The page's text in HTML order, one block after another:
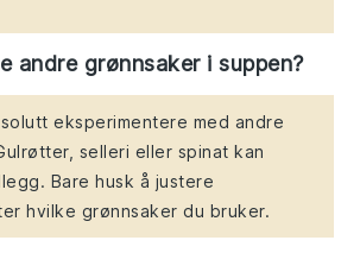
andre grønnsaker i suppen?
eksperimentere med andre
selleri eller spinat kan
Bare husk å justere
hvilke grønnsaker du bruker.